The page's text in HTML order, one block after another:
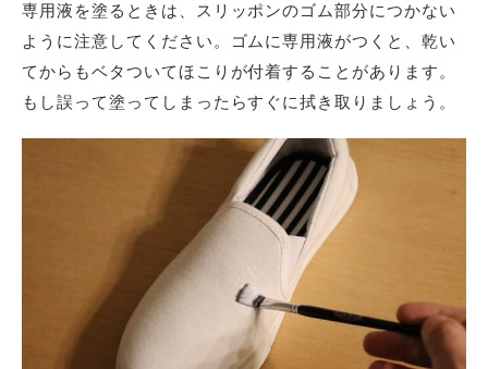
専用液を塗るときは、スリッポンのゴム部分につかない
ように注意してください。ゴムに専用液がつくと、乾い
てからもベタついてほこりが付着することがあります。
もし誤って塗ってしまったらすぐに拭き取りましょう。